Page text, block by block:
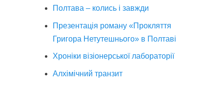
Полтава – колись і завжди
Презентація роману «Прокляття
Григора Нетутешнього» в Полтаві
Хроніки візіонерської лабораторії
Алхімічний транзит